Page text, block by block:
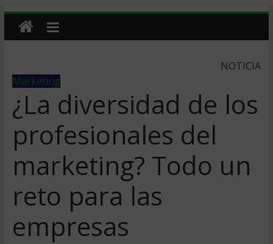
NOTICIA
Marketing
¿La diversidad de los
profesionales del
marketing? Todo un
reto para las
empresas